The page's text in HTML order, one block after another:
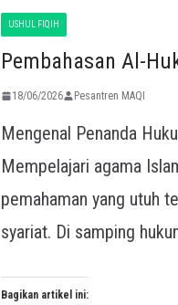
USHUL FIQIH
Pembahasan Al-
18/06/2026 Pesantren MAQI
Mengenal Penanda
Mempelajari agama
pemahaman yang utuh
syariat. Di samping
Bagikan artikel ini: